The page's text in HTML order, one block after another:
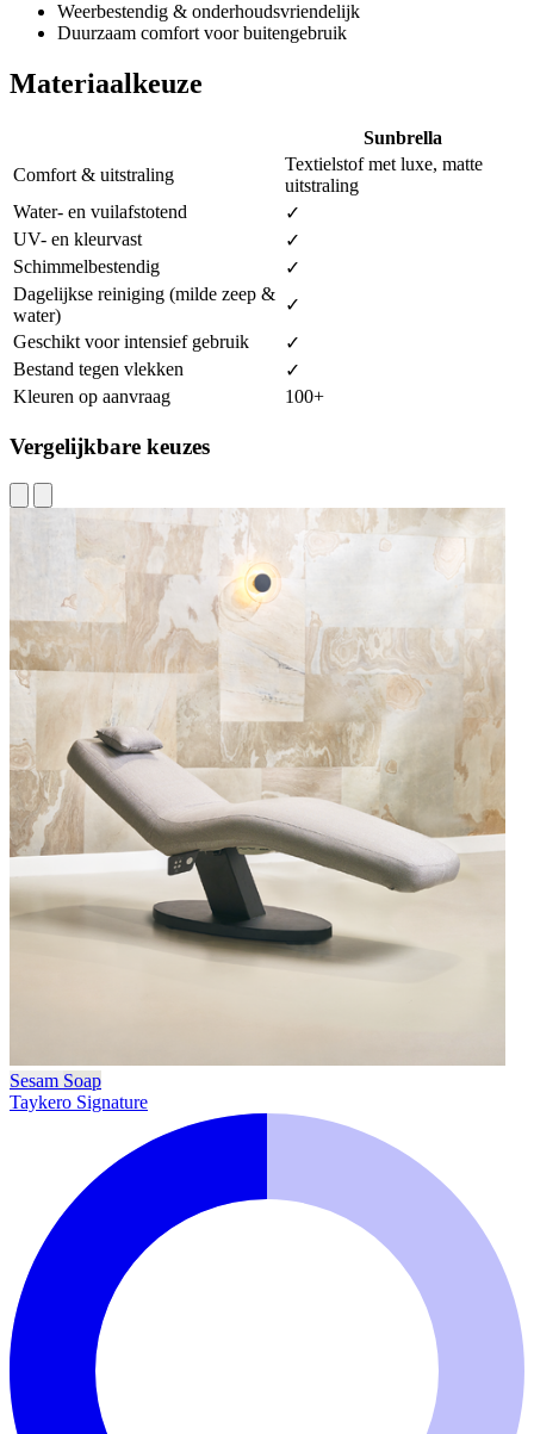
Weerbestendig & onderhoudsvriendelijk
Duurzaam comfort voor buitengebruik
Materiaalkeuze
Sunbrella
Comfort & uitstraling
Textielstof met luxe, matte
uitstraling
Water- en vuilafstotend
✓
UV- en kleurvast
✓
Schimmelbestendig
✓
Dagelijkse reiniging (milde zeep &
water)
✓
Geschikt voor intensief gebruik
✓
Bestand tegen vlekken
✓
Kleuren op aanvraag
100+
Vergelijkbare keuzes
Sesam Soap
Taykero Signature